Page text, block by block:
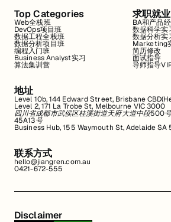
Top Categories
Web全栈班
DevOps项目班
数据工程全栈班
数据分析项目班
编程入门班
Business Analyst实习
算法集训营
求职就业
BA和产品
数据科学实
数据分析实
Marketing
简历修改
面试指导
导师指导
地址
Level 10b, 144 Edward Street, Brisbane
Level 2, 171 La Trobe St, Melbourne VIC 3000
四川省成都市武侯区桂溪街道天府大道中段500
45A13号
Business Hub, 155 Waymouth St, Adelaide
联系方式
hello@jiangren.com.au
0421-672-555
Disclaimer